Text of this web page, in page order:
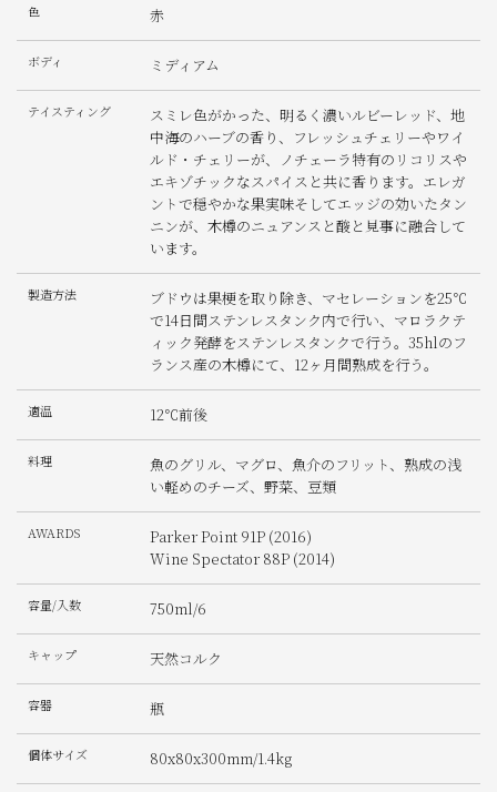
色 赤
ボディ ミディアム
テイスティング
スミレ色がかった、明るく濃いルビーレッド、地
中海のハーブの香り、フレッシュチェリーやワイ
ルド・チェリーが、ノチェーラ特有のリコリスや
エキゾチックなスパイスと共に香ります。エレガ
ントで穏やかな果実味そしてエッジの効いたタン
ニンが、木樽のニュアンスと酸と見事に融合して
います。
製造方法
ブドウは果梗を取り除き、マセレーションを25℃
で14日間ステンレスタンク内で行い、マロラクテ
ィック発酵をステンレスタンクで行う。35hlのフ
ランス産の木樽にて、12ヶ月間熟成を行う。
適温 12℃前後
料理
魚のグリル、マグロ、魚介のフリット、熟成の浅
い軽めのチーズ、野菜、豆類
AWARDS
Parker Point 91P (2016)
Wine Spectator 88P (2014)
容量/入数 750ml/6
キャップ 天然コルク
容器 瓶
個体サイズ 80x80x300mm/1.4kg